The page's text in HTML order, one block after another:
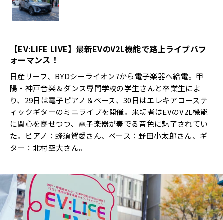
【EV:LIFE LIVE】最新EVのV2L機能で路上ライブパフ
ォーマンス！
日産リーフ、BYDシーライオン7から電子楽器へ給電。甲
陽・神戸音楽＆ダンス専門学校の学生さんと卒業生によ
り、29日は電子ピアノ＆ベース、30日はエレキアコーステ
ィックギターのミニライブを開催。来場者はEVのV2L機能
に関心を寄せつつ、電子楽器が奏でる音色に魅了されてい
た。ピアノ：蜂須賀愛さん、ベース：野田小太郎さん、ギ
ター：北村空大さん。